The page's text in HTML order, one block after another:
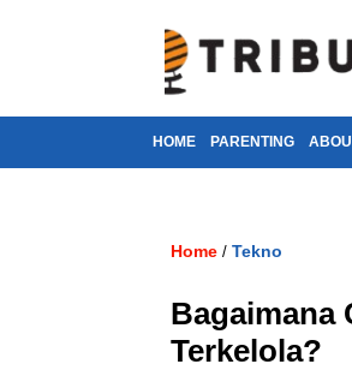
HOME PARENTING
Home / Tekno
Bagaimana
Terkelola?